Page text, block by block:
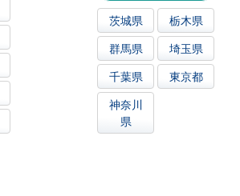
茨城県
栃木県
群馬県
埼玉県
千葉県
東京都
神奈川
県